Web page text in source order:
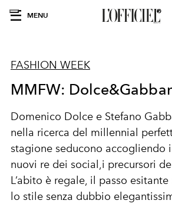
MENU
FASHION WEEK
MMFW:
Domenico Dolce e Stefano
nella ricerca del millennial
stagione seducono accogliendo
nuovi re dei social,i precursori
L’abito è regale, il passo
lo stile senza dubbio